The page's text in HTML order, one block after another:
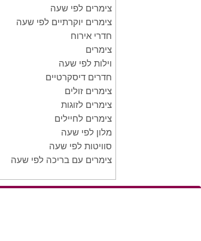
צימרים לפי שעה
צימרים יוקרתיים לפי שעה
חדרי אירוח
צימרים
וילות לפי שעה
חדרים דיסקרטיים
צימרים זולים
צימרים לזוגות
צימרים לחיילים
מלון לפי שעה
סוויטות לפי שעה
צימרים עם בריכה לפי שעה